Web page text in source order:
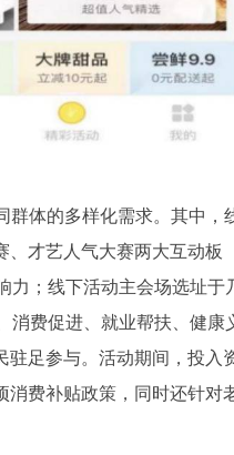
群体的多样化需求。其中，
、才艺人气大赛两大互动板
力；线下活动主会场选址于
消费促进、就业帮扶、健康
驻足参与。活动期间，投入
消费补贴政策，同时还针对